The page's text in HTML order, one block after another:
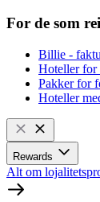
For de som
Billie -
Hoteller for
Pakker for
Hoteller
Rewards
Alt om